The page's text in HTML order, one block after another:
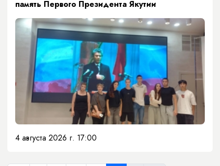
память Первого Президента Якутии
4 августа 2026 г. 17:00